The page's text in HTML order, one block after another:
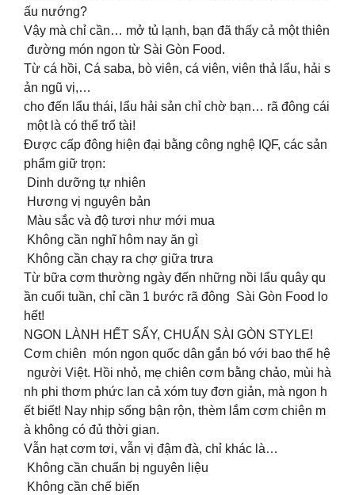
ấu nướng?
Vậy mà chỉ cần… mở tủ lạnh, bạn đã thấy cả một thiên
đường món ngon từ Sài Gòn Food.
Từ cá hồi, Cá saba, bò viên, cá viên, viên thả lẩu, hải s
ản ngũ vị,…
cho đến lẩu thái, lẩu hải sản chỉ chờ bạn… rã đông cái
một là có thể trổ tài!
Được cấp đông hiện đại bằng công nghệ IQF, các sản
phẩm giữ trọn:
Dinh dưỡng tự nhiên
Hương vị nguyên bản
Màu sắc và độ tươi như mới mua
Không cần nghĩ hôm nay ăn gì
Không cần chạy ra chợ giữa trưa
Từ bữa cơm thường ngày đến những nồi lẩu quây qu
ần cuối tuần, chỉ cần 1 bước rã đông Sài Gòn Food lo
hết!
NGON LÀNH HẾT SẨY, CHUẨN SÀI GÒN STYLE!
Cơm chiên món ngon quốc dân gắn bó với bao thế hệ
người Việt. Hồi nhỏ, mẹ chiên cơm bằng chảo, mùi hà
nh phi thơm phức lan cả xóm tuy đơn giản, mà ngon h
ết biết! Nay nhịp sống bận rộn, thèm lắm cơm chiên m
à không có đủ thời gian.
Vẫn hạt cơm tơi, vẫn vị đậm đà, chỉ khác là…
️ Không cần chuẩn bị nguyên liệu
️ Không cần chế biến